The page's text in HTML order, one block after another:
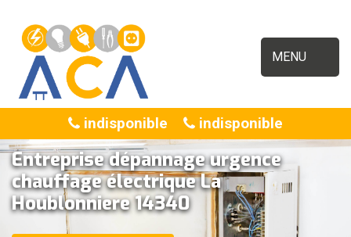
MENU
indisponible indisponible
Entreprise dépannage urgence
chauffage électrique La
Houblonniere 14340